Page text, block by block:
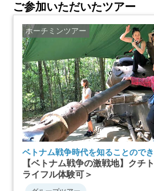
ご参加いただいたツアー
ホーチミンツアー
ベトナム戦争時代を知ることので
【ベトナム戦争の激戦地】クチ
ライフル体験可＞